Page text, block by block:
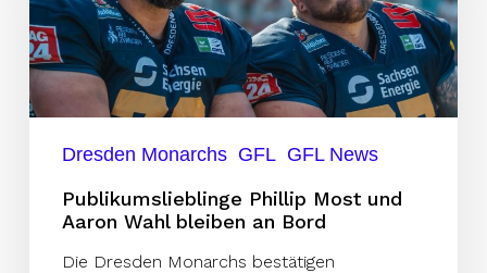
Aaron
Wahl
bleiben
an
Bord
Dresden Monarchs GFL GFL News
Publikumslieblinge Phillip Most und
Aaron Wahl bleiben an Bord
Die Dresden Monarchs bestätigen